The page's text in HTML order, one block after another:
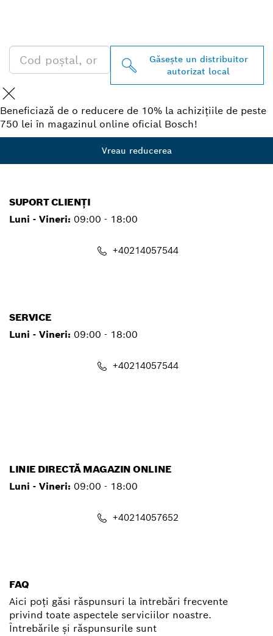
Găseşte un distribuitor
autorizat local
Beneficiază de o reducere de 10% la achizițiile de peste
750 lei în magazinul online oficial Bosch!
Vreau reducerea
SUPORT CLIENȚI
Luni - Vineri: 09:00 - 18:00
+40214057544
SERVICE
Luni - Vineri: 09:00 - 18:00
+40214057544
LINIE DIRECTĂ MAGAZIN ONLINE
Luni - Vineri: 09:00 - 18:00
+40214057652
FAQ
Aici poți găsi răspunsuri la întrebări frecvente
privind toate aspectele serviciilor noastre.
Întrebările și răspunsurile sunt